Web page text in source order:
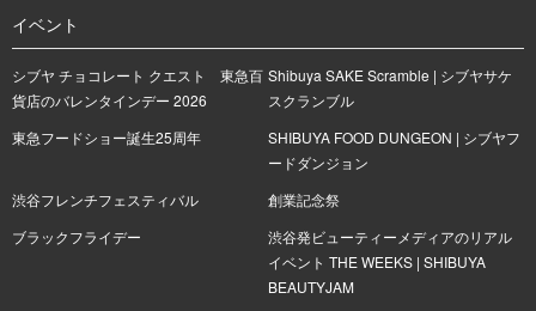
イベント
シブヤ チョコレート クエスト 東急百
貨店のバレンタインデー 2026
Shibuya SAKE Scramble | シブヤサケ
スクランブル
東急フードショー誕生25周年
SHIBUYA FOOD DUNGEON | シブヤフ
ードダンジョン
渋谷フレンチフェスティバル
創業記念祭
ブラックフライデー
渋谷発ビューティーメディアのリアル
イベント THE WEEKS | SHIBUYA
BEAUTYJAM